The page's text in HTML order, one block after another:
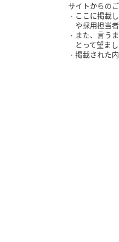
サイトからの
ここに掲載
や採用担当
また、言う
とって望ま
掲載された